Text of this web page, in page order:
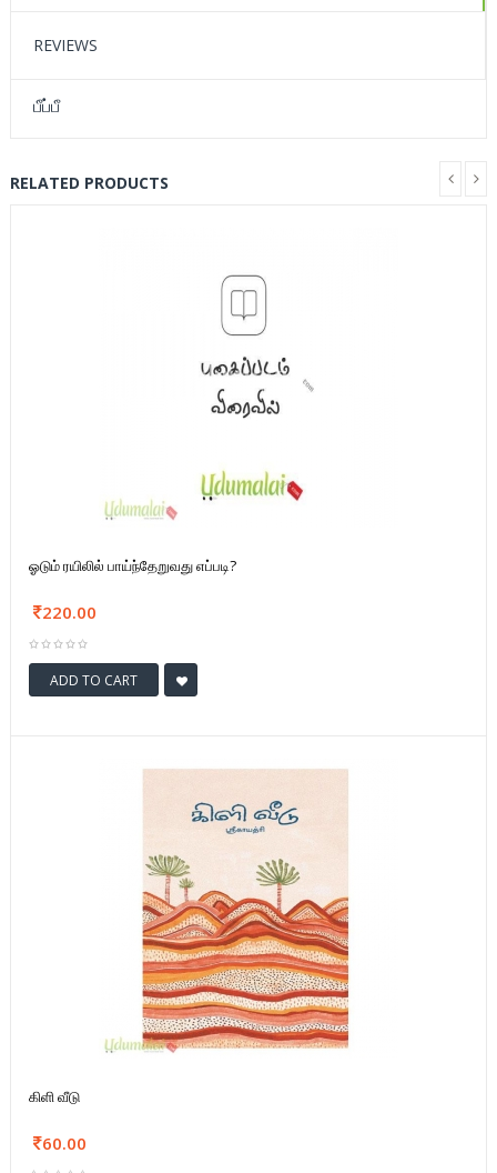
REVIEWS
பீப்பீ
RELATED PRODUCTS
ஓடும் ரயிலில் பாய்ந்தேறுவது எப்படி?
220.00
ADD TO CART
கிளி வீடு
60.00